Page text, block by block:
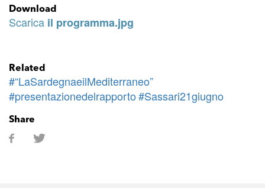
Download
Scarica il programma.jpg
Related
#“LaSardegnaeilMediterraneo”
#presentazionedelrapporto#Sassari21giugno
Share